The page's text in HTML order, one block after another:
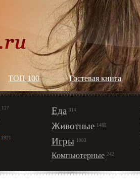
ТОП 100 Гостевая книга
127
1921
Еда 314
Животные 1488
Игры 1003
Компьютерные 242